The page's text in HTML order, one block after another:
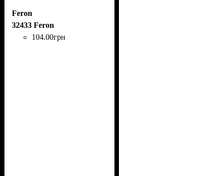
Feron
32433 Feron
104.00грн